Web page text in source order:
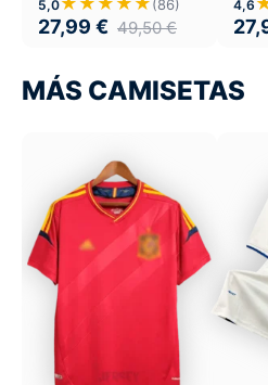
5,0 (86)
27,99 € 49,50€
4,6
MÁS CAMISETAS